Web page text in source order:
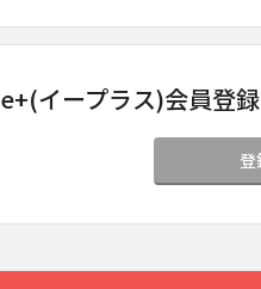
e+(イープラス)会員登